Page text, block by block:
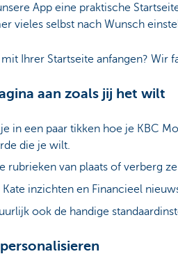
App eine praktische
vieles selbst nach Wunsch
Ihrer Startseite anfangen? Wir
aan zoals jij het wilt
je in een paar tikken hoe je KBC
die je wilt.
rubrieken van plaats of verberg
Kate inzichten en Financieel
ook de handige